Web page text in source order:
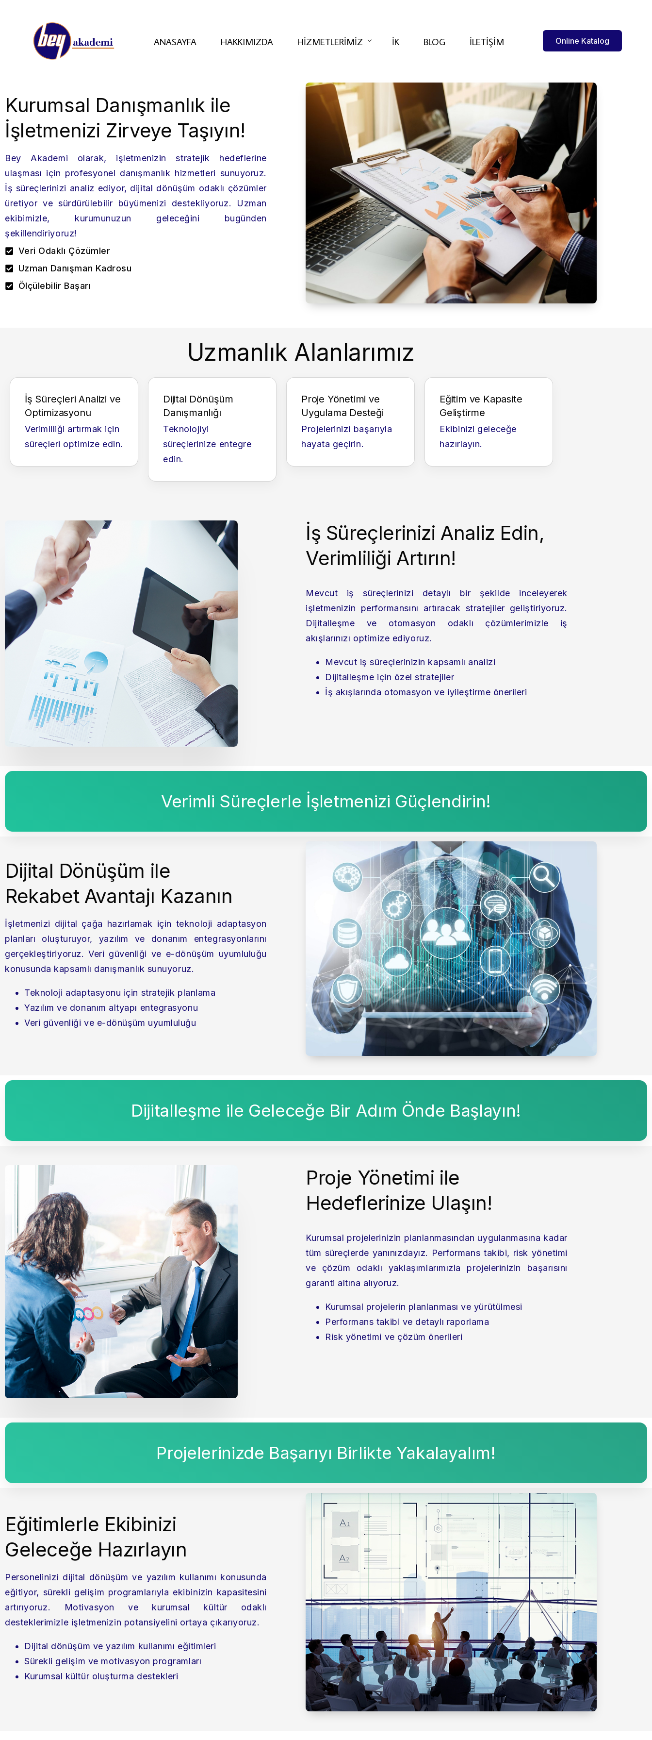
ANASAYFA HAKKIMIZDA HIZMETLERIMIZ
KURUMSAL DANIŞMANLIK
E-DIJITAL DÖNÜŞÜM HIZMETLERI
ERP ÇÖZÜMLERI
YAZILIM GELIŞTIRME
TREX TEKNOLOJI HIZMETLERI
DIJITAL PAZARLAMA
İK BLOG İLETIŞIM Online Katalog
Kurumsal Danışmanlık ile
İşletmenizi Zirveye Taşıyın!
Bey Akademi olarak, işletmenizin stratejik hedeflerine
ulaşması için profesyonel danışmanlık hizmetleri sunuyoruz.
İş süreçlerinizi analiz ediyor, dijital dönüşüm odaklı çözümler
üretiyor ve sürdürülebilir büyümenizi destekliyoruz. Uzman
ekibimizle, kurumunuzun geleceğini bugünden
şekillendiriyoruz!
Veri Odaklı Çözümler
Uzman Danışman Kadrosu
Ölçülebilir Başarı
Uzmanlık Alanlarımız
İş Süreçleri Analizi ve
Optimizasyonu
Verimliliği artırmak için
süreçleri optimize edin.
Dijital Dönüşüm
Danışmanlığı
Teknolojiyi
süreçlerinize entegre
edin.
Proje Yönetimi ve
Uygulama Desteği
Projelerinizi başarıyla
hayata geçirin.
Eğitim ve Kapasite
Geliştirme
Ekibinizi geleceğe
hazırlayın.
İş Süreçlerinizi Analiz Edin,
Verimliliği Artırın!
Mevcut iş süreçlerinizi detaylı bir şekilde inceleyerek
işletmenizin performansını artıracak stratejiler geliştiriyoruz.
Dijitalleşme ve otomasyon odaklı çözümlerimizle iş
akışlarınızı optimize ediyoruz.
Mevcut iş süreçlerinizin kapsamlı analizi
Dijitalleşme için özel stratejiler
İş akışlarında otomasyon ve iyileştirme önerileri
Verimli Süreçlerle İşletmenizi Güçlendirin!
Dijital Dönüşüm ile
Rekabet Avantajı Kazanın
İşletmenizi dijital çağa hazırlamak için teknoloji adaptasyon
planları oluşturuyor, yazılım ve donanım entegrasyonlarını
gerçekleştiriyoruz. Veri güvenliği ve e-dönüşüm uyumluluğu
konusunda kapsamlı danışmanlık sunuyoruz.
Teknoloji adaptasyonu için stratejik planlama
Yazılım ve donanım altyapı entegrasyonu
Veri güvenliği ve e-dönüşüm uyumluluğu
Dijitalleşme ile Geleceğe Bir Adım Önde Başlayın!
Proje Yönetimi ile
Hedeflerinize Ulaşın!
Kurumsal projelerinizin planlanmasından uygulanmasına kadar
tüm süreçlerde yanınızdayız. Performans takibi, risk yönetimi
ve çözüm odaklı yaklaşımlarımızla projelerinizin başarısını
garanti altına alıyoruz.
Kurumsal projelerin planlanması ve yürütülmesi
Performans takibi ve detaylı raporlama
Risk yönetimi ve çözüm önerileri
Projelerinizde Başarıyı Birlikte Yakalayalım!
Eğitimlerle Ekibinizi
Geleceğe Hazırlayın
Personelinizi dijital dönüşüm ve yazılım kullanımı konusunda
eğitiyor, sürekli gelişim programlarıyla ekibinizin kapasitesini
artırıyoruz. Motivasyon ve kurumsal kültür odaklı
desteklerimizle işletmenizin potansiyelini ortaya çıkarıyoruz.
Dijital dönüşüm ve yazılım kullanımı eğitimleri
Sürekli gelişim ve motivasyon programları
Kurumsal kültür oluşturma destekleri